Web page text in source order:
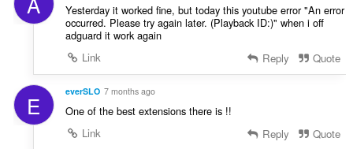
Yesterday it worked fine, but today this youtube error "An error
occurred. Please try again later. (Playback ID:)" when i off
adguard it work again
Link
Reply Quote
E everSLO 7 months ago
One of the best extensions there is !!
Link
Reply Quote